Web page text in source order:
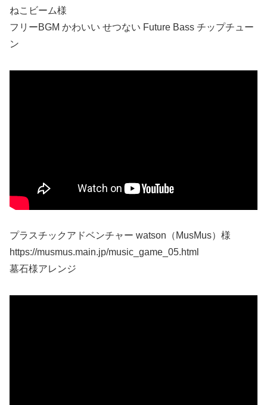
ねこビーム様
フリーBGM かわいい せつない Future Bass チップチュー
ン
プラスチックアドベンチャー watson（MusMus）様
https://musmus.main.jp/music_game_05.html
墓石様アレンジ